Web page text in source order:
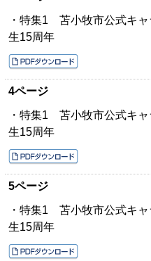
・特集1 苫小牧市公式キ
生15周年
4ページ
・特集1 苫小牧市公式キ
生15周年
5ページ
・特集1 苫小牧市公式キ
生15周年